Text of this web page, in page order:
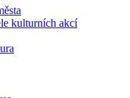
kulturních akcí